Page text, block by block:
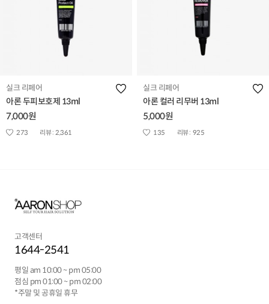
실크 리페어
아론 두피보호제 13ml
7,000원
273 리뷰 : 2,361
실크 리페어
아론 컬러 리무버 13ml
5,000원
135 리뷰 : 925
고객센터
1644-2541
평일 am 10:00 ~ pm 05:00
점심 pm 01:00 ~ pm 02:00
*주말 및 공휴일 휴무